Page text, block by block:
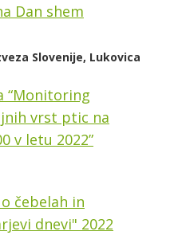
Dan shem
Slovenije, Lukovica
“Monitoring
vrst ptic na
v letu 2022”
čebelah in
dnevi" 2022